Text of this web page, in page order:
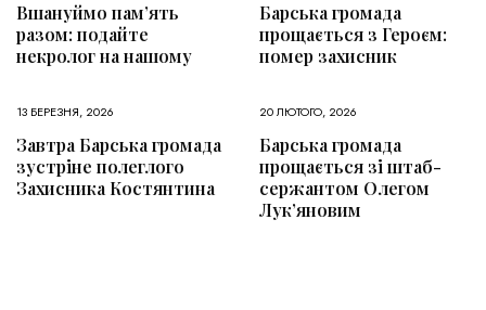
Вшануймо пам’ять
разом: подайте
некролог на нашому
Барська громада
прощається з Героєм:
помер захисник
13 БЕРЕЗНЯ, 2026
Завтра Барська громада
зустріне полеглого
Захисника Костянтина
20 ЛЮТОГО, 2026
Барська громада
прощається зі штаб-
сержантом Олегом
Лук’яновим